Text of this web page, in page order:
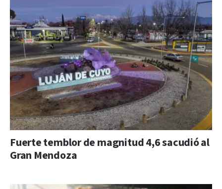
Fuerte temblor de magnitud 4,6 sacudió al
Gran Mendoza